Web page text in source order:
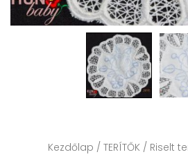
Kezdőlap / TERÍTŐK / Riselt